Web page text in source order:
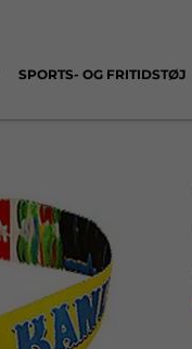
SPORTS- OG FRITIDSTØJ